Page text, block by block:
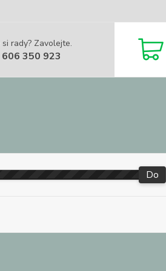
rady? Zavolejte.
350 923
Do